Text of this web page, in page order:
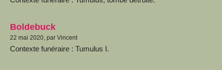
Boldebuck
22 mai 2020, par Vincent
Contexte funéraire : Tumulus I.